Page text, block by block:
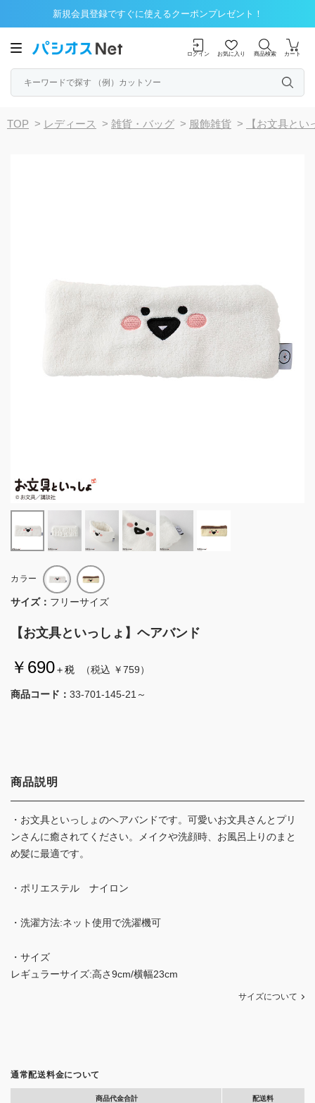
新規会員登録ですぐに使えるクーポンプレゼント！
ログイン お気に入り 商品検索 カート
TOP > レディース > 雑貨・バッグ > 服飾雑貨 > 【お文具と
【お文具といっしょ】ヘアバンド
￥690＋税 （税込 ￥759）
商品コード： 33-701-145-21～
カラー
サイズ： フリーサイズ
商品説明
・お文具といっしょのヘアバンドです。可愛いお文具さんとプリ
ンさんに癒されてください。メイクや洗顔時、お風呂上りのまと
め髪に最適です。
・ポリエステル ナイロン
・洗濯方法:ネット使用で洗濯機可
・サイズ
レギュラーサイズ:高さ9cm/横幅23cm
サイズについて
通常配送料金について
商品代金合計 配送料